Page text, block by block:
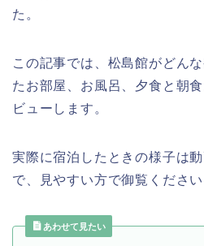
た。
この記事では、松島館がどん
たお部屋、お風呂、夕食と朝
ビューします。
実際に宿泊したときの様子は
で、見やすい方で御覧ください
あわせて見たい